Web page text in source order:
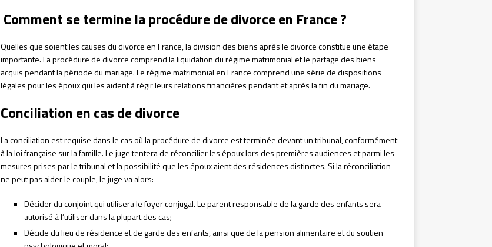
Comment se termine la procédure de divorce en France ?
Quelles que soient les causes du divorce en France, la division des biens après le divorce constitue une étape
importante. La procédure de divorce comprend la liquidation du régime matrimonial et le partage des biens
acquis pendant la période du mariage. Le régime matrimonial en France comprend une série de dispositions
légales pour les époux qui les aident à régir leurs relations financières pendant et après la fin du mariage.
Conciliation en cas de divorce
La conciliation est requise dans le cas où la procédure de divorce est terminée devant un tribunal, conformément
à la loi française sur la famille. Le juge tentera de réconcilier les époux lors des premières audiences et parmi les
mesures prises par le tribunal et la possibilité que les époux aient des résidences distinctes. Si la réconciliation
ne peut pas aider le couple, le juge va alors:
Décider du conjoint qui utilisera le foyer conjugal. Le parent responsable de la garde des enfants sera
autorisé à l’utiliser dans la plupart des cas;
Décide du lieu de résidence et de garde des enfants, ainsi que de la pension alimentaire et du soutien